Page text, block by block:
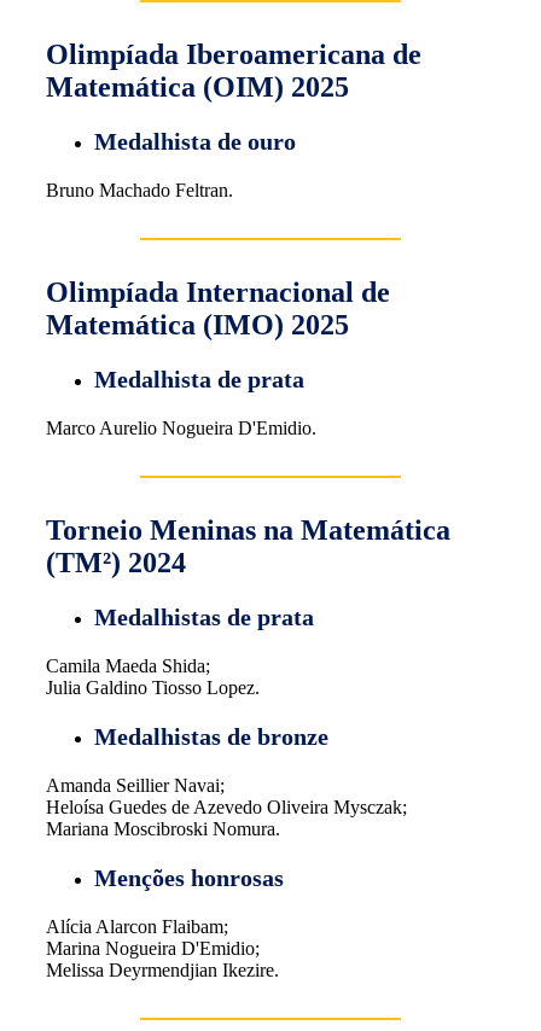
Olimpíada Iberoamericana de
Matemática (OIM) 2025
Medalhista de ouro
Bruno Machado Feltran.
Olimpíada Internacional de
Matemática (IMO) 2025
Medalhista de prata
Marco Aurelio Nogueira D'Emidio.
Torneio Meninas na Matemática
(TM²) 2024
Medalhistas de prata
Camila Maeda Shida;
Julia Galdino Tiosso Lopez.
Medalhistas de bronze
Amanda Seillier Navai;
Heloísa Guedes de Azevedo Oliveira Mysczak;
Mariana Moscibroski Nomura.
Menções honrosas
Alícia Alarcon Flaibam;
Marina Nogueira D'Emidio;
Melissa Deyrmendjian Ikezire.